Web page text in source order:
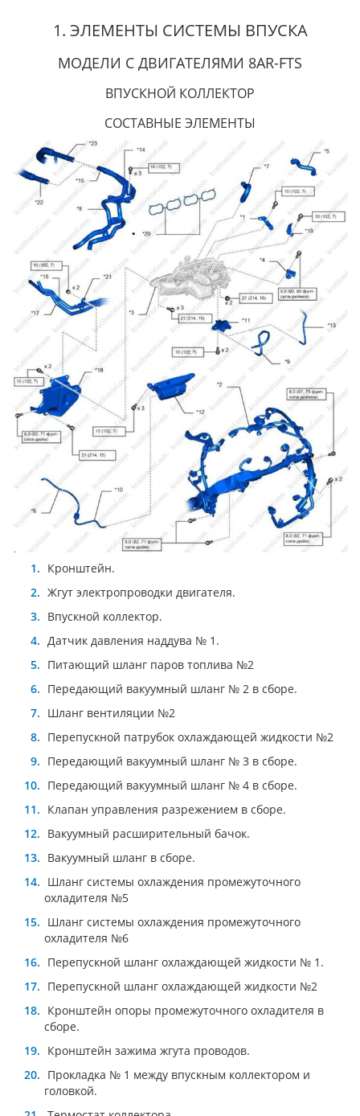
1. ЭЛЕМЕНТЫ СИСТЕМЫ ВПУСКА
МОДЕЛИ С ДВИГАТЕЛЯМИ 8AR-FTS
ВПУСКНОЙ КОЛЛЕКТОР
СОСТАВНЫЕ ЭЛЕМЕНТЫ
Кронштейн.
Жгут электропроводки двигателя.
Впускной коллектор.
Датчик давления наддува № 1.
Питающий шланг паров топлива №2
Передающий вакуумный шланг № 2 в сборе.
Шланг вентиляции №2
Перепускной патрубок охлаждающей жидкости №2
Передающий вакуумный шланг № 3 в сборе.
Передающий вакуумный шланг № 4 в сборе.
Клапан управления разрежением в сборе.
Вакуумный расширительный бачок.
Вакуумный шланг в сборе.
Шланг системы охлаждения промежуточного
охладителя №5
Шланг системы охлаждения промежуточного
охладителя №6
Перепускной шланг охлаждающей жидкости № 1.
Перепускной шланг охлаждающей жидкости №2
Кронштейн опоры промежуточного охладителя в
сборе.
Кронштейн зажима жгута проводов.
Прокладка № 1 между впускным коллектором и
головкой.